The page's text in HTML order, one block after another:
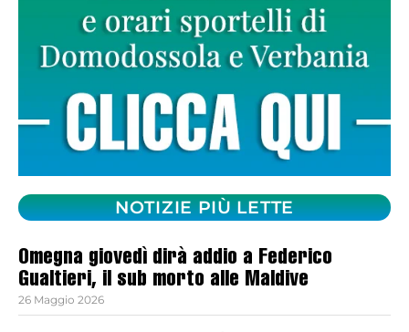
NOTIZIE PIÙ LETTE
Omegna giovedì dirà addio a Federico
Gualtieri, il sub morto alle Maldive
26 Maggio 2026